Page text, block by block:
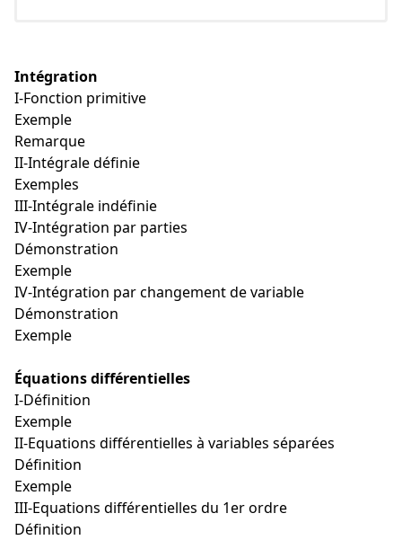
Intégration
I-Fonction primitive
Exemple
Remarque
II-Intégrale définie
Exemples
III-Intégrale indéfinie
IV-Intégration par parties
Démonstration
Exemple
IV-Intégration par changement de variable
Démonstration
Exemple
Équations différentielles
I-Définition
Exemple
II-Equations différentielles à variables séparées
Définition
Exemple
III-Equations différentielles du 1er ordre
Définition